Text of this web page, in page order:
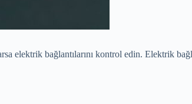
elektrik bağlantılarını kontrol edin. Elektrik